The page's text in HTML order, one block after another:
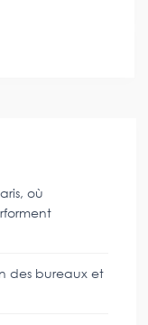
où
des bureaux et